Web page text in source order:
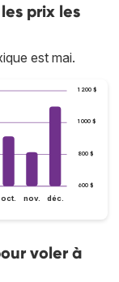
prix les
est mai.
600 $
800 $
1 000 $
1 200 $
oct. nov. déc.
voler à